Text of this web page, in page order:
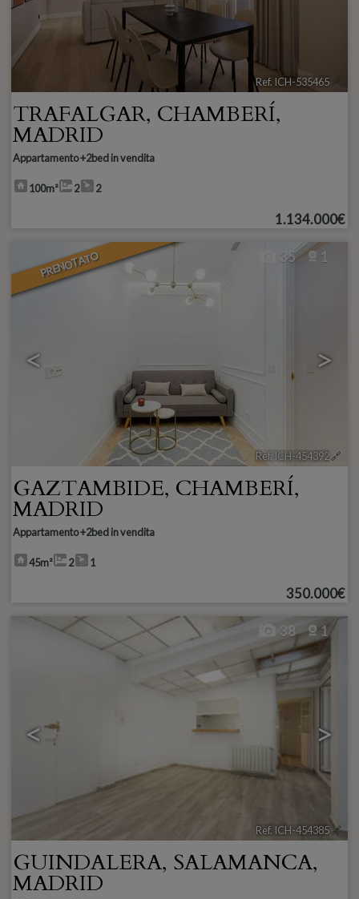
Ref. ICH-535465 🔗
TRAFALGAR, CHAMBERÍ,
MADRID
Appartamento +2bed in vendita
100m² 2 2
1.134.000€
PRENOTATO
< >
35 1
Ref. ICH-454392🔗
GAZTAMBIDE, CHAMBERÍ,
MADRID
Appartamento +2bed in vendita
45m² 2 1
350.000€
< >
38 1
Ref. ICH-454385🔗
GUINDALERA, SALAMANCA,
MADRID